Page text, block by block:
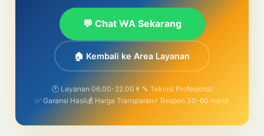
💬 Chat WA Sekarang
🏠 Kembali ke Area Layanan
🕐 Layanan 06.00-22.00 👨‍🔧 Teknisi Profesional
✅ Garansi Hasil💰 Harga Transparan⚡ Respon 30-60 menit